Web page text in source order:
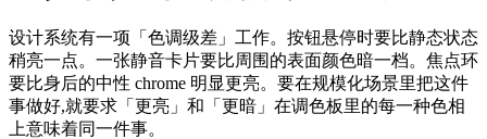
设计系统有一项「色调级差」工作。按钮悬停时要比静态状态
稍亮一点。一张静音卡片要比周围的表面颜色暗一档。焦点环
要比身后的中性 chrome 明显更亮。要在规模化场景里把这件
事做好,就要求「更亮」和「更暗」在调色板里的每一种色相
上意味着同一件事。